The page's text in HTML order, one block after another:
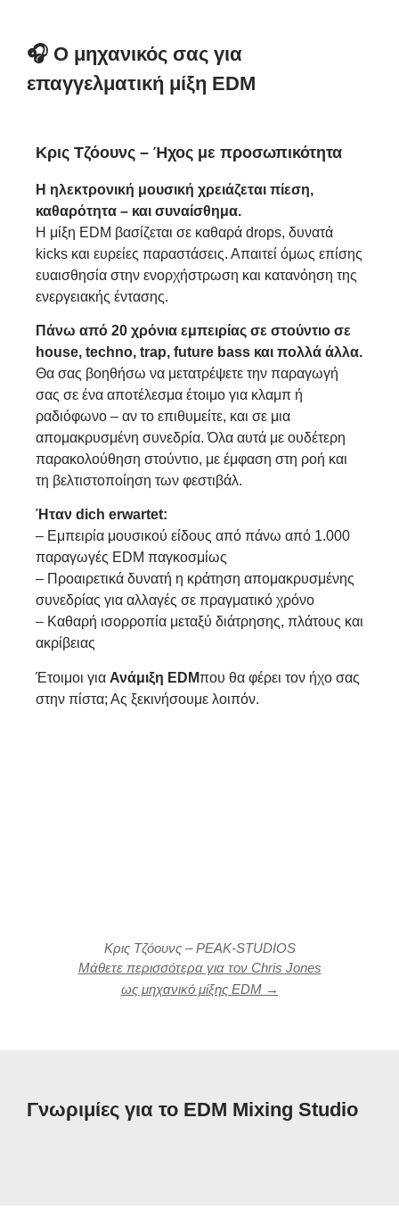
🎧 Ο μηχανικός σας για
επαγγελματική μίξη EDM
Κρις Τζόουνς – Ήχος με προσωπικότητα
Η ηλεκτρονική μουσική χρειάζεται πίεση,
καθαρότητα – και συναίσθημα.
Η μίξη EDM βασίζεται σε καθαρά drops, δυνατά
kicks και ευρείες παραστάσεις. Απαιτεί όμως επίσης
ευαισθησία στην ενορχήστρωση και κατανόηση της
ενεργειακής έντασης.
Πάνω από 20 χρόνια εμπειρίας σε στούντιο σε
house, techno, trap, future bass και πολλά άλλα.
Θα σας βοηθήσω να μετατρέψετε την παραγωγή
σας σε ένα αποτέλεσμα έτοιμο για κλαμπ ή
ραδιόφωνο – αν το επιθυμείτε, και σε μια
απομακρυσμένη συνεδρία. Όλα αυτά με ουδέτερη
παρακολούθηση στούντιο, με έμφαση στη ροή και
τη βελτιστοποίηση των φεστιβάλ.
Ήταν dich erwartet:
– Εμπειρία μουσικού είδους από πάνω από 1.000
παραγωγές EDM παγκοσμίως
– Προαιρετικά δυνατή η κράτηση απομακρυσμένης
συνεδρίας για αλλαγές σε πραγματικό χρόνο
– Καθαρή ισορροπία μεταξύ διάτρησης, πλάτους και
ακρίβειας
Έτοιμοι για Ανάμιξη EDMπου θα φέρει τον ήχο σας
στην πίστα; Ας ξεκινήσουμε λοιπόν.
Κρις Τζόουνς – PEAK-STUDIOS
Μάθετε περισσότερα για τον Chris Jones
ως μηχανικό μίξης EDM →
Γνωριμίες για το EDM Mixing Studio